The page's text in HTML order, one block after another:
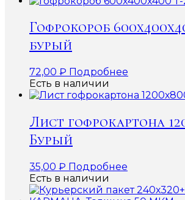
Гофрокороб
бурый
72,00 ₽ Подробнее
Есть в наличии
Лист гофрокартона
Бурый
35,00 ₽ Подробнее
Есть в наличии